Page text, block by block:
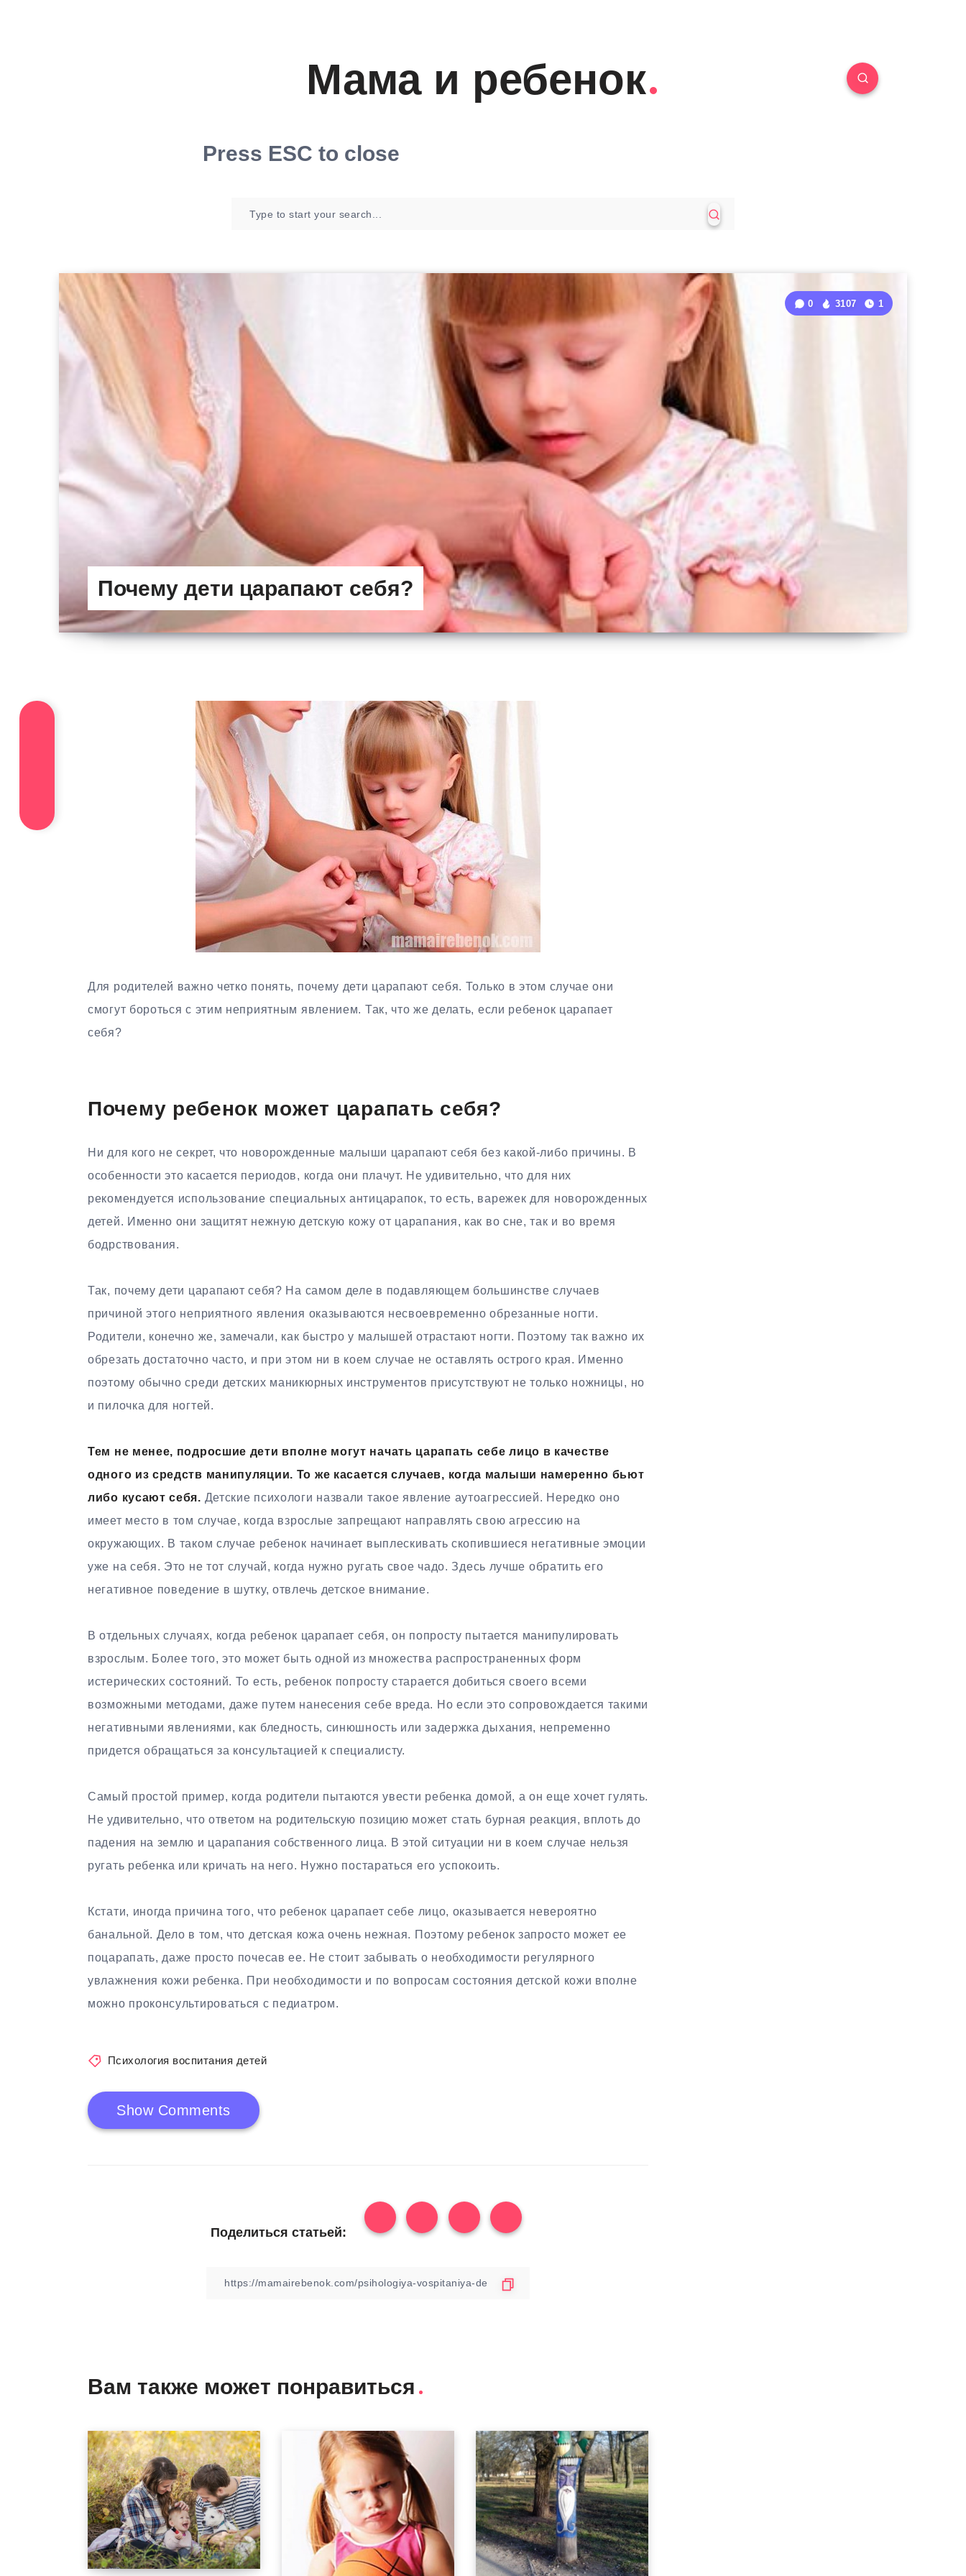
Мама и ребенок
Press ESC to close
Почему дети царапают себя?
0 3107 1
Для родителей важно четко понять, почему дети царапают себя. Только в этом случае они
смогут бороться с этим неприятным явлением. Так, что же делать, если ребенок царапает
себя?
Почему ребенок может царапать себя?
Ни для кого не секрет, что новорожденные малыши царапают себя без какой-либо причины. В
особенности это касается периодов, когда они плачут. Не удивительно, что для них
рекомендуется использование специальных антицарапок, то есть, варежек для новорожденных
детей. Именно они защитят нежную детскую кожу от царапания, как во сне, так и во время
бодрствования.
Так, почему дети царапают себя? На самом деле в подавляющем большинстве случаев
причиной этого неприятного явления оказываются несвоевременно обрезанные ногти.
Родители, конечно же, замечали, как быстро у малышей отрастают ногти. Поэтому так важно их
обрезать достаточно часто, и при этом ни в коем случае не оставлять острого края. Именно
поэтому обычно среди детских маникюрных инструментов присутствуют не только ножницы, но
и пилочка для ногтей.
Тем не менее, подросшие дети вполне могут начать царапать себе лицо в качестве
одного из средств манипуляции. То же касается случаев, когда малыши намеренно бьют
либо кусают себя. Детские психологи назвали такое явление аутоагрессией. Нередко оно
имеет место в том случае, когда взрослые запрещают направлять свою агрессию на
окружающих. В таком случае ребенок начинает выплескивать скопившиеся негативные эмоции
уже на себя. Это не тот случай, когда нужно ругать свое чадо. Здесь лучше обратить его
негативное поведение в шутку, отвлечь детское внимание.
В отдельных случаях, когда ребенок царапает себя, он попросту пытается манипулировать
взрослым. Более того, это может быть одной из множества распространенных форм
истерических состояний. То есть, ребенок попросту старается добиться своего всеми
возможными методами, даже путем нанесения себе вреда. Но если это сопровождается такими
негативными явлениями, как бледность, синюшность или задержка дыхания, непременно
придется обращаться за консультацией к специалисту.
Самый простой пример, когда родители пытаются увести ребенка домой, а он еще хочет гулять.
Не удивительно, что ответом на родительскую позицию может стать бурная реакция, вплоть до
падения на землю и царапания собственного лица. В этой ситуации ни в коем случае нельзя
ругать ребенка или кричать на него. Нужно постараться его успокоить.
Кстати, иногда причина того, что ребенок царапает себе лицо, оказывается невероятно
банальной. Дело в том, что детская кожа очень нежная. Поэтому ребенок запросто может ее
поцарапать, даже просто почесав ее. Не стоит забывать о необходимости регулярного
увлажнения кожи ребенка. При необходимости и по вопросам состояния детской кожи вполне
можно проконсультироваться с педиатром.
Психология воспитания детей
Show Comments
Поделиться статьей:
Вам также может понравиться